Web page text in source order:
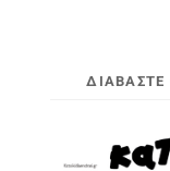
ΔΙΑΒΆΣΤΕ